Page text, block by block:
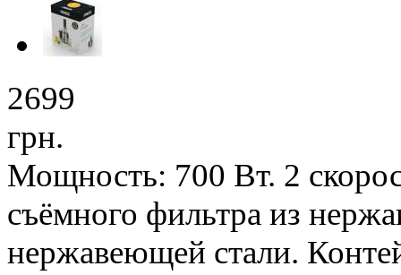
2699
грн.
Мощность: 700 Вт. 2
съёмного фильтра из
нержавеющей стали.